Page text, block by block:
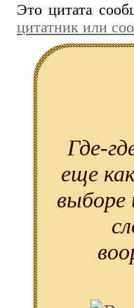
Это цитата
цитатник или
Где-
еще
выборе